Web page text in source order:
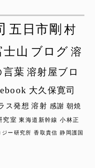
五日市剛 村
士山 ブログ 溶
葉 溶射屋ブロ
大久保寛司
ス発想 溶射 感謝 朝焼
究室 東海道新幹線 小林正
ジー研究所 香取貴信 静岡護国